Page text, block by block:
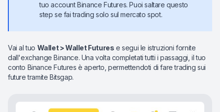
tuo account Binance Futures. Puoi saltare questo
step se fai trading solo sul mercato spot.
Vai al tuo Wallet >Wallet Futures e segui le istruzioni fornite
dall'exchange Binance. Una volta completati tutti i passaggi, il tuo
conto Binance Futures è aperto, permettendoti di fare trading sui
future tramite Bitsgap.